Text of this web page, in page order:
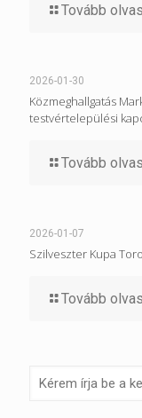
Tovább
2026-01-30
Közmeghallgatás
testvértelepülési
Tovább
2026-01-07
Szilveszter Kupa
Tovább